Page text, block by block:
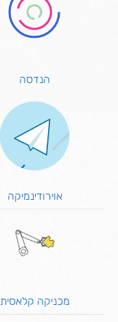
הנדסה
אוירודינמיקה
מכניקה קלאסית